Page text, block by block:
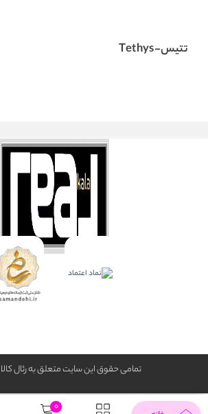
تتیس-Tethys
تمامی حقوق این سایت متعلق به رئال
0